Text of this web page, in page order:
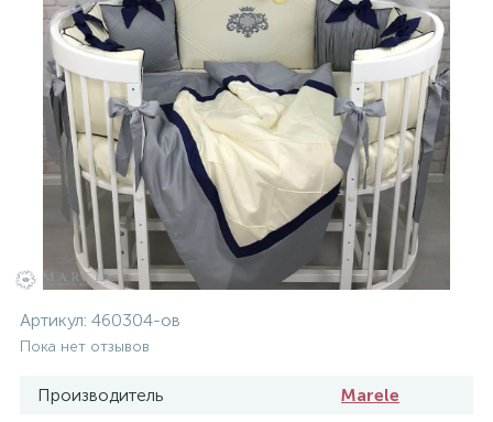
Артикул: 460304-ов
Пока нет отзывов
Производитель
Marele